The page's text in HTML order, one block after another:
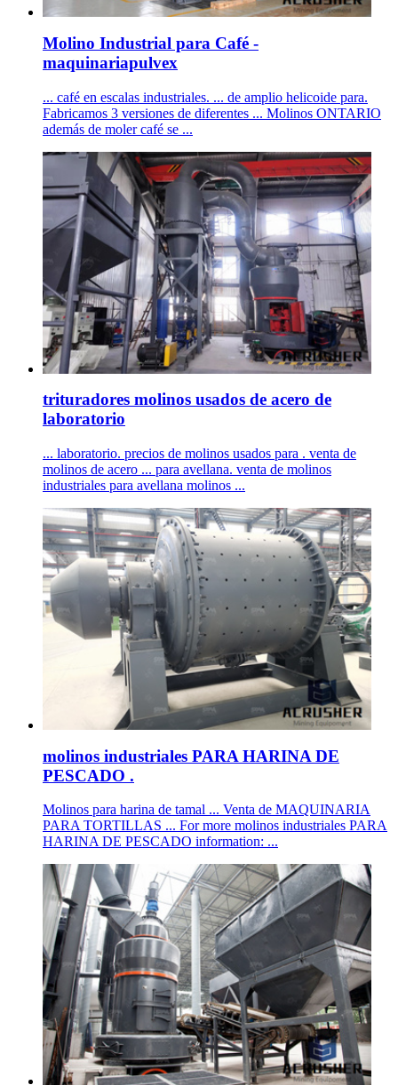
Molino Industrial para Café -
maquinariapulvex
... café en escalas industriales. ... de amplio helicoide para.
Fabricamos 3 versiones de diferentes ... Molinos ONTARIO
además de moler café se ...
trituradores molinos usados de acero de
laboratorio
... laboratorio. precios de molinos usados para . venta de
molinos de acero ... para avellana. venta de molinos
industriales para avellana molinos ...
molinos industriales PARA HARINA DE
PESCADO .
Molinos para harina de tamal ... Venta de MAQUINARIA
PARA TORTILLAS ... For more molinos industriales PARA
HARINA DE PESCADO information: ...